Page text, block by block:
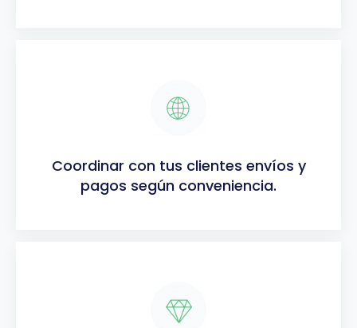
Coordinar con tus clientes envíos y
pagos según conveniencia.